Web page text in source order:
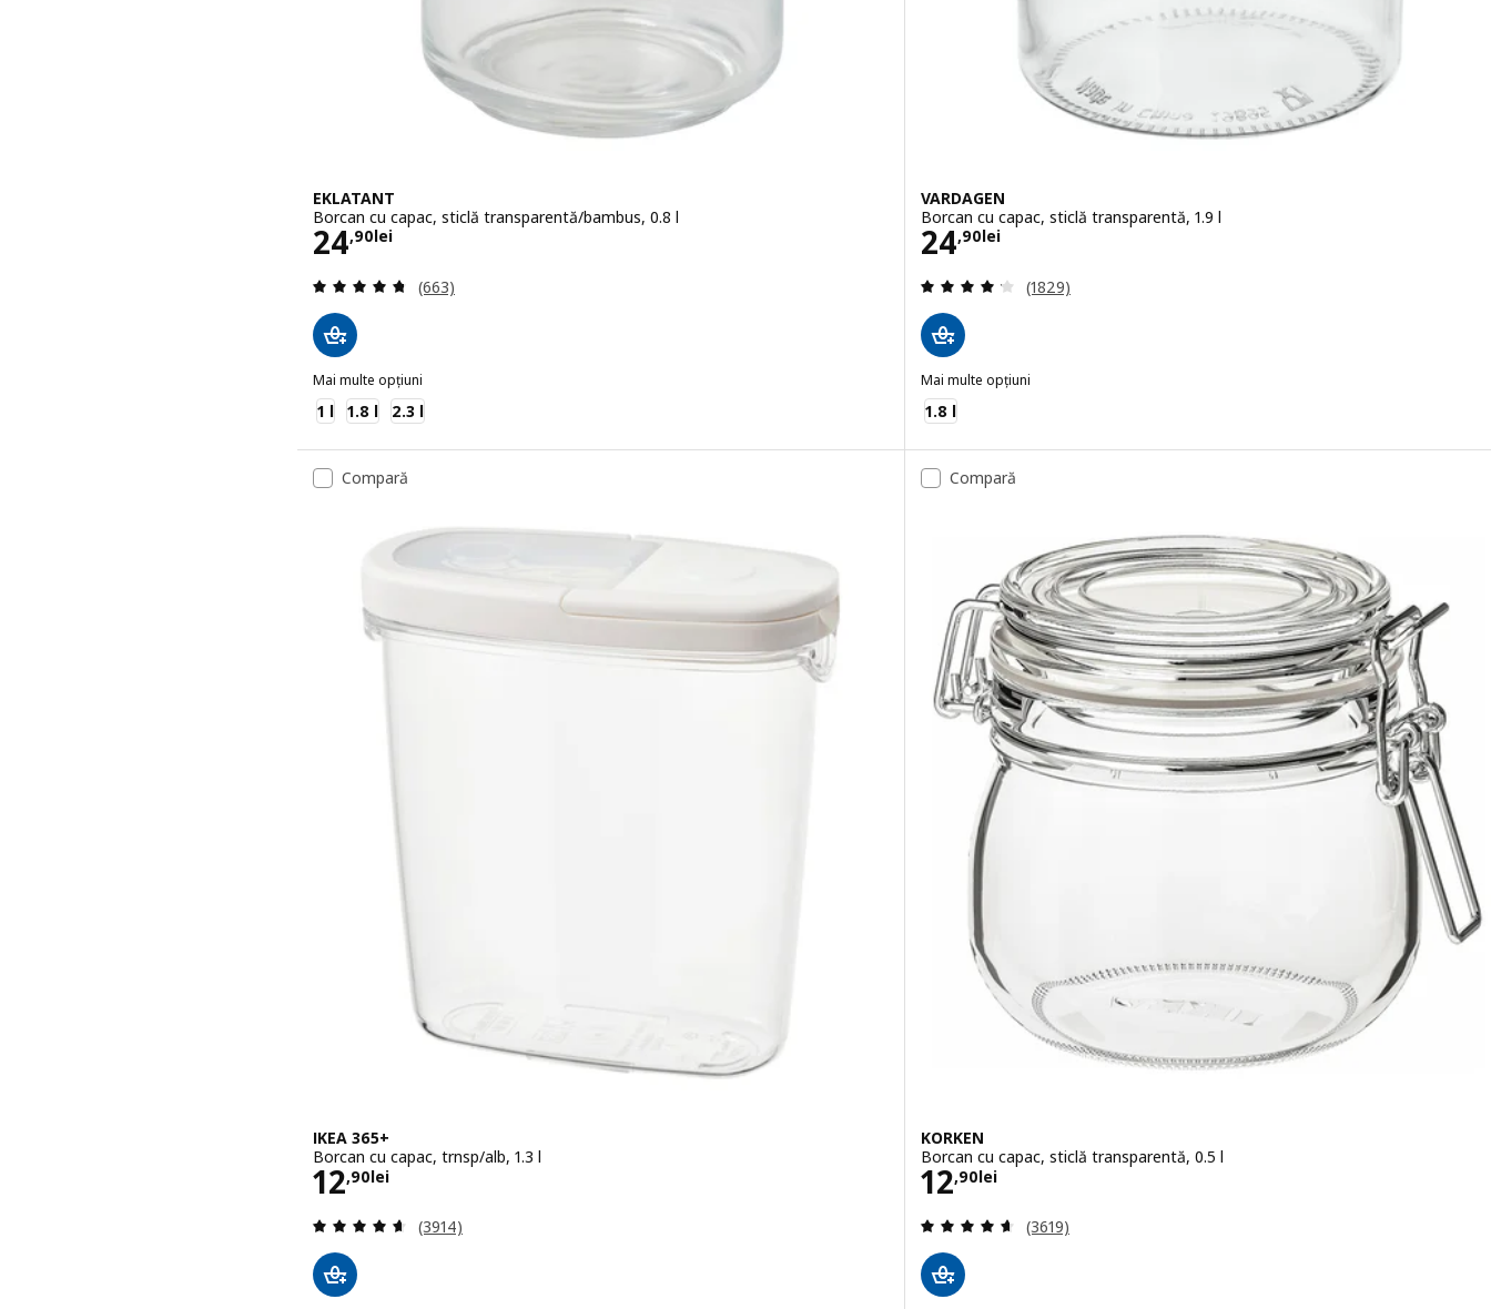
EKLATANT
Borcan cu capac, sticlă transparentă/bambus, 0.8 l
24,90lei
Preţ 24,90lei
Evaluare: 4.7 din 5 stele. Total recenzii:
(663)
Mai multe opțiuni
EKLATANT
1 l 1.8 l 2.3 l
VARDAGEN
Borcan cu capac, sticlă transparentă, 1.9 l
24,90lei
Preţ 24,90lei
Evaluare: 4.2 din 5 stele. Total recenzii:
(1829)
Mai multe opțiuni
VARDAGEN
1.8 l
Compară
IKEA 365+
Borcan cu capac, trnsp/alb, 1.3 l
12,90lei
Preţ 12,90lei
Evaluare: 4.6 din 5 stele. Total recenzii:
(3914)
Compară
KORKEN
Borcan cu capac, sticlă transparentă, 0.5 l
12,90lei
Preţ 12,90lei
Evaluare: 4.6 din 5 stele. Total recenzii:
(3619)